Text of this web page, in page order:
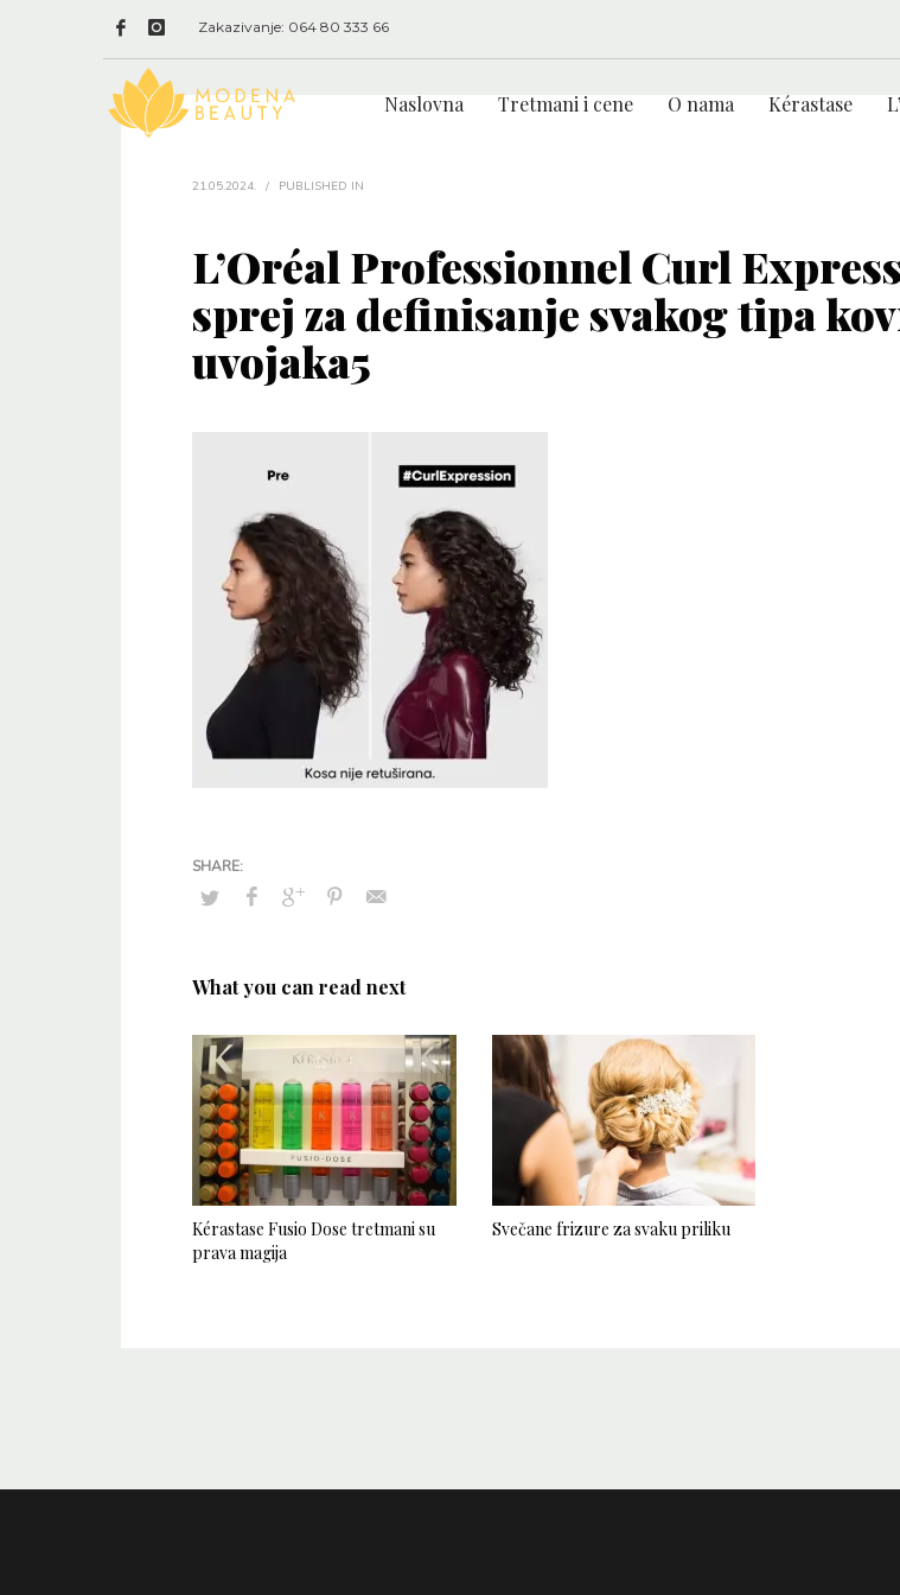
Zakazivanje: 064 80 333 66
Naslovna Tretmani i cene O nama Kérastase
21.05.2024. / PUBLISHED IN
L’Oréal Professionnel Curl
sprej za definisanje svakog tipa
uvojaka5
What you can read next
Kérastase Fusio Dose tretmani su
prava magija
Svečane frizure za svaku priliku